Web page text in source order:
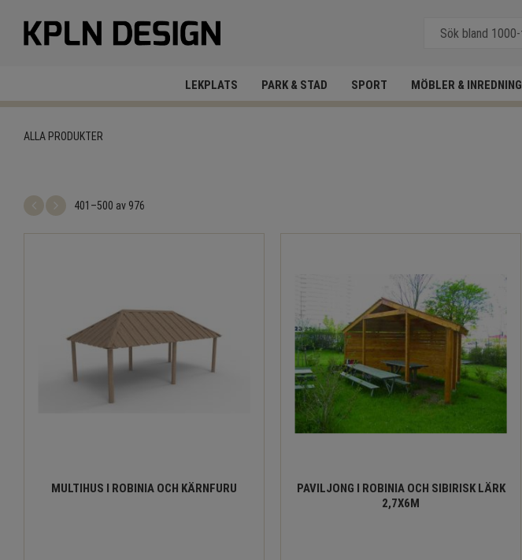
LEKPLATS PARK & STAD SPORT MÖBLER & INREDNING
ALLA PRODUKTER
401–500 av 976
MULTIHUS I ROBINIA OCH KÄRNFURU
PAVILJONG I ROBINIA OCH SIBIRISK LÄRK
2,7X6M